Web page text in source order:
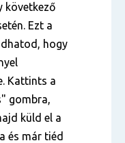
következő
Ezt a
hogy
Kattints a
gombra,
küld el a
és már tiéd